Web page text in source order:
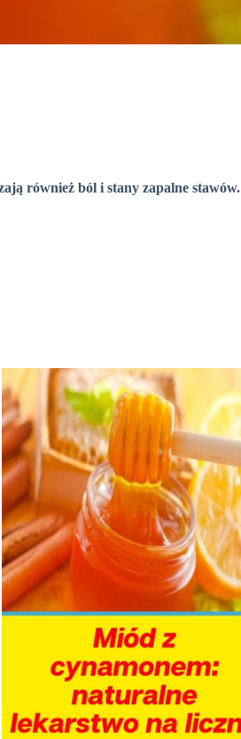
również ból i stany zapalne stawów.